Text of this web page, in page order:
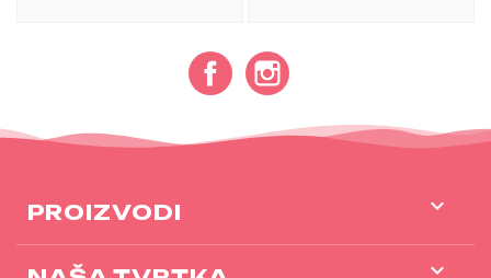
Facebook
PROIZVODI 
